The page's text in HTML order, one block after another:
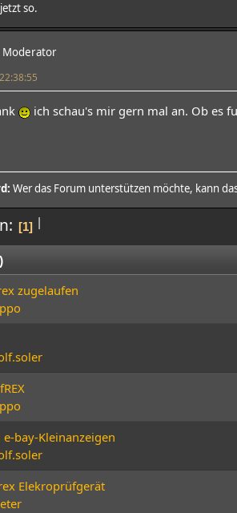
so.
Moderator
ich schau's mir gern mal an. Ob es
Wer das Forum unterstützen möchte, kann
|
1
zugelaufen
bay-Kleinanzeigen
Elekroprüfgerät